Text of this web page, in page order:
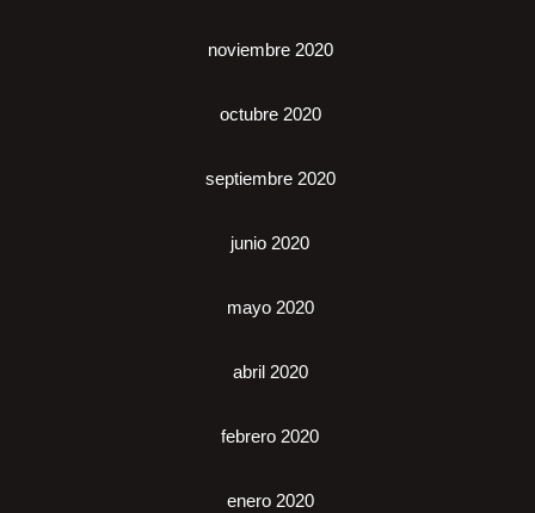
noviembre 2020
octubre 2020
septiembre 2020
junio 2020
mayo 2020
abril 2020
febrero 2020
enero 2020